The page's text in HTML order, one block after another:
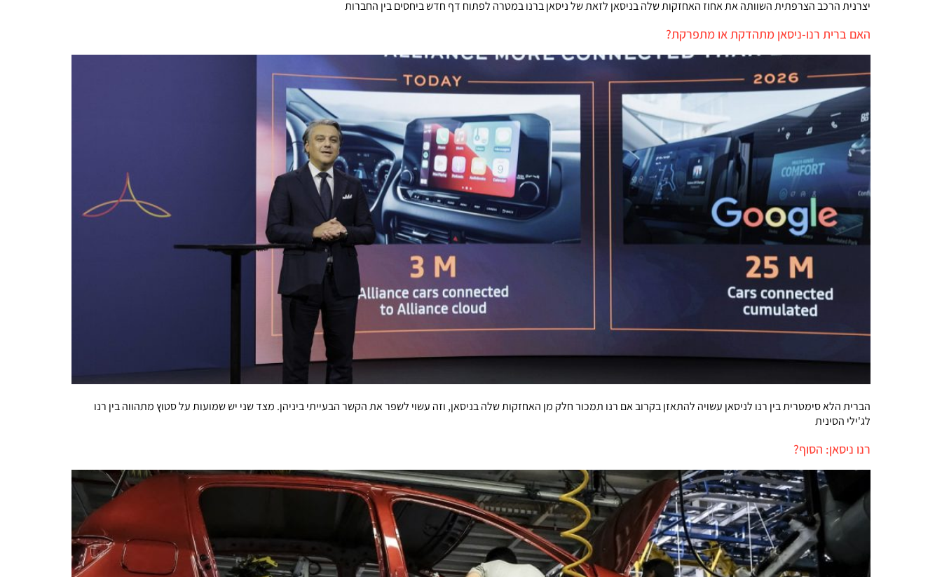
יצרנית הרכב הצרפתית השוותה את אחוז האחזקות שלה בניסאן לזאת של ניסאן ברנו במטרה לפתוח דף חדש ביחסים בין החברות
האם ברית רנו-ניסאן מתהדקת או מתפרקת?
הברית הלא סימטרית בין רנו לניסאן עשויה להתאזן בקרוב אם רנו תמכור חלק מן האחזקות שלה בניסאן, וזה עשוי לשפר את הקשר הבעייתי ביניהן. מצד שני יש שמועות על סטוץ מתהווה בין רנו
לג'ילי הסינית
רנו ניסאן: הסוף?